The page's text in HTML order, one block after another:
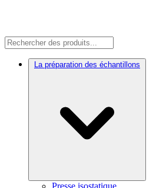
La préparation des échantillons
Presse isostatique